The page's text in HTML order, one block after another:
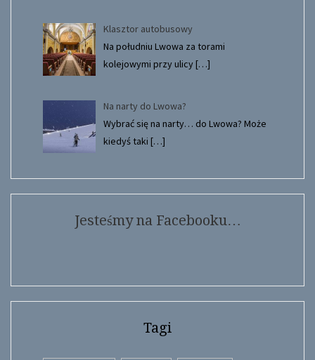
Klasztor autobusowy
Na południu Lwowa za torami
kolejowymi przy ulicy[…]
Na narty do Lwowa?
Wybrać się na narty… do Lwowa? Może
kiedyś taki […]
Jesteśmy na Facebooku…
Tagi